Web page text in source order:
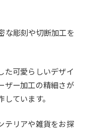
な彫刻や切断加工を
た可愛らしいデザイ
ザー加工の精細さが
ています。
テリアや雑貨をお探